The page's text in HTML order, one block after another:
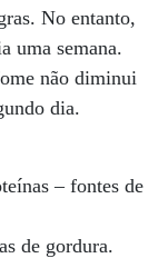
No entanto,
uma semana.
não diminui
dia.
– fontes de
de gordura.